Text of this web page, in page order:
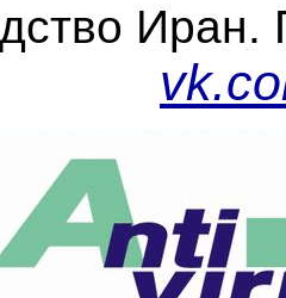
Иран.